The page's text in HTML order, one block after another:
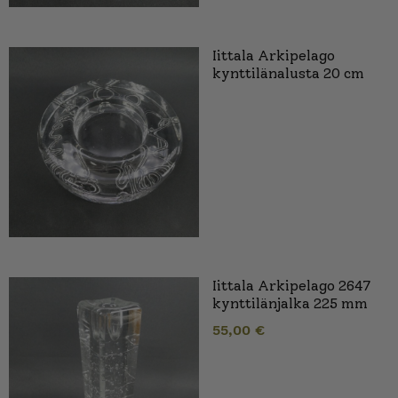
Iittala Arkipelago
kynttilänalusta 20 cm
Iittala Arkipelago 2647
kynttilänjalka 225 mm
55,00 €